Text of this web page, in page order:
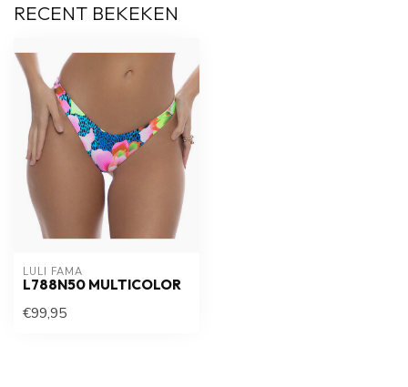
RECENT BEKEKEN
LULI FAMA
L788N50 MULTICOLOR
€99,95